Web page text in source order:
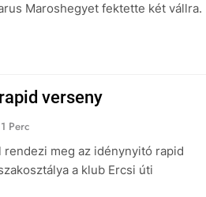
Maroshegyet fektette két vállra.
verseny
1 Perc
meg az idénynyitó rapid
a klub Ercsi úti